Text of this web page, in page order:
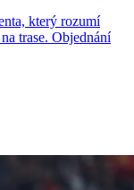
který rozumí
trase. Objednání